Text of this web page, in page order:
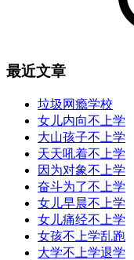
最近文章
垃圾网瘾学校
女儿内向不上学
大山孩子不上学
天天吼着不上学
因为对象不上学
奋斗为了不上学
女儿早晨不上学
女儿痛经不上学
女孩不上学乱跑
大学不上学退学